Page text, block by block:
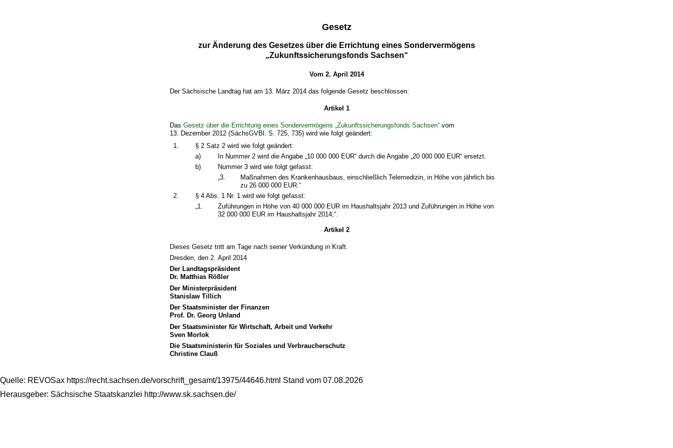
Gesetz
zur Änderung des Gesetzes über die Errichtung eines Sondervermögens
„Zukunftssicherungsfonds Sachsen“
Vom 2. April 2014
Der Sächsische Landtag hat am 13. März 2014 das folgende Gesetz beschlossen:
Artikel 1
DasGesetz über die Errichtung eines Sondervermögens „Zukunftssicherungsfonds Sachsen“ vom
13. Dezember 2012 (SächsGVBl. S. 725, 735) wird wie folgt geändert:
1.
§ 2 Satz 2 wird wie folgt geändert:
a)
In Nummer 2 wird die Angabe „10 000 000 EUR“ durch die Angabe „20 000 000 EUR“ ersetzt.
b)
Nummer 3 wird wie folgt gefasst:
„3.
Maßnahmen des Krankenhausbaus, einschließlich Telemedizin, in Höhe von jährlich bis
zu 26 000 000 EUR.“
2.
§ 4 Abs. 1 Nr. 1 wird wie folgt gefasst:
„1.
Zuführungen in Höhe von 40 000 000 EUR im Haushaltsjahr 2013 und Zuführungen in Höhe von
32 000 000 EUR im Haushaltsjahr 2014,“.
Artikel 2
Dieses Gesetz tritt am Tage nach seiner Verkündung in Kraft.
Dresden, den 2. April 2014
Der Landtagspräsident
Dr. Matthias Rößler
Der Ministerpräsident
Stanislaw Tillich
Der Staatsminister der Finanzen
Prof. Dr. Georg Unland
Der Staatsminister für Wirtschaft, Arbeit und Verkehr
Sven Morlok
Die Staatsministerin für Soziales und Verbraucherschutz
Christine Clauß
Quelle: REVOSax https://recht.sachsen.de/vorschrift_gesamt/13975/44646.html Stand vom 07.08.2026
Herausgeber: Sächsische Staatskanzlei http://www.sk.sachsen.de/